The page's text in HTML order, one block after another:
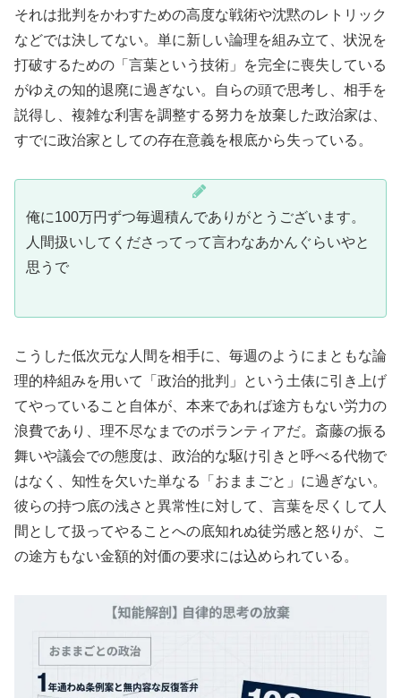
それは批判をかわすための高度な戦術や沈黙のレトリック
などでは決してない。単に新しい論理を組み立て、状況を
打破するための「言葉という技術」を完全に喪失している
がゆえの知的退廃に過ぎない。自らの頭で思考し、相手を
説得し、複雑な利害を調整する努力を放棄した政治家は、
すでに政治家としての存在意義を根底から失っている。
俺に100万円ずつ毎週積んでありがとうございます。
人間扱いしてくださってって言わなあかんぐらいやと
思うで
こうした低次元な人間を相手に、毎週のようにまともな論
理的枠組みを用いて「政治的批判」という土俵に引き上げ
てやっていること自体が、本来であれば途方もない労力の
浪費であり、理不尽なまでのボランティアだ。斎藤の振る
舞いや議会での態度は、政治的な駆け引きと呼べる代物で
はなく、知性を欠いた単なる「おままごと」に過ぎない。
彼らの持つ底の浅さと異常性に対して、言葉を尽くして人
間として扱ってやることへの底知れぬ徒労感と怒りが、こ
の途方もない金額的対価の要求には込められている。